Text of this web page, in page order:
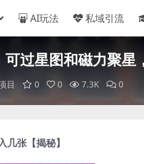
AI玩法 私域引流
过星图和磁力聚星
目 0 0 7.3K 0
张【揭秘】